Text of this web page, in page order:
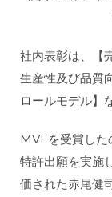
社内表彰は、【
生産性及び品質
ロールモデル】
MVEを受賞し
特許出願を実施
価された赤尾健